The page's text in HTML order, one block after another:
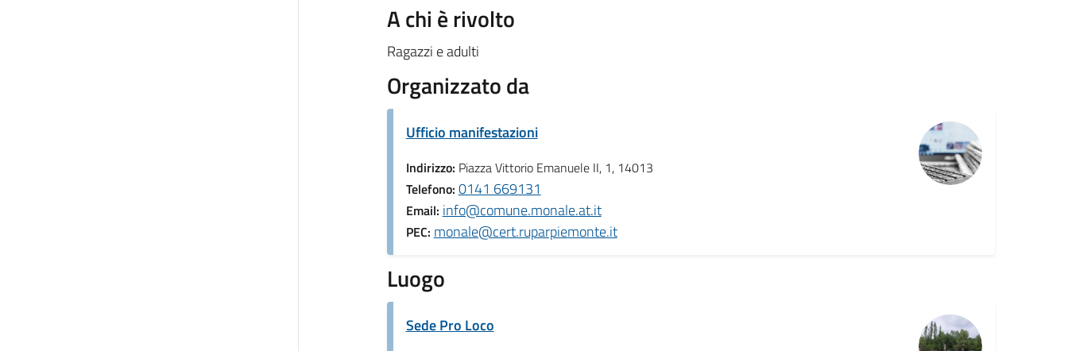
A chi è rivolto
Ragazzi e adulti
Organizzato da
Ufficio manifestazioni
Indirizzo: Piazza Vittorio Emanuele II, 1, 14013
Telefono: 0141 669131
Email: info@comune.monale.at.it
PEC: monale@cert.ruparpiemonte.it
Luogo
Sede Pro Loco